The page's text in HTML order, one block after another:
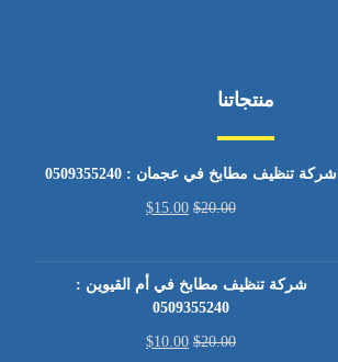
منتجاتنا
شركة تنظيف مطابخ في عجمان : 0509355240
$20.00
$15.00
شركة تنظيف مطابخ في أم القيوين :
0509355240
$20.00
$10.00